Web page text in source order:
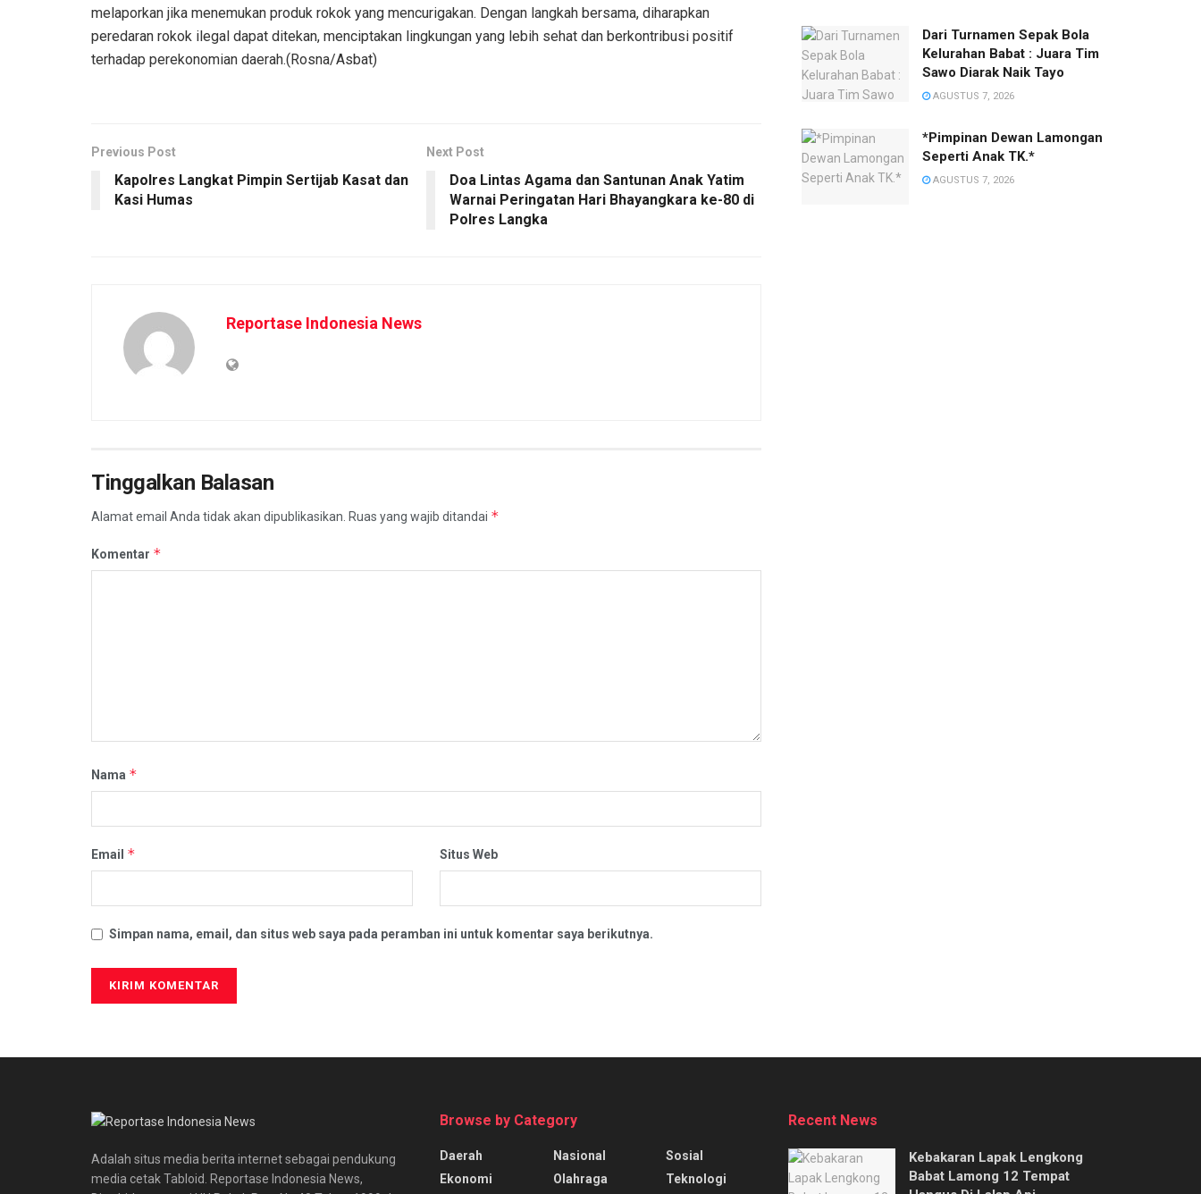
melaporkan jika menemukan produk rokok yang mencurigakan. Dengan langkah bersama, diharapkan
peredaran rokok ilegal dapat ditekan, menciptakan lingkungan yang lebih sehat dan berkontribusi positif
terhadap perekonomian daerah.(Rosna/Asbat)
Previous Post
Kapolres Langkat Pimpin Sertijab Kasat dan
Kasi Humas
Next Post
Doa Lintas Agama dan Santunan Anak Yatim
Warnai Peringatan Hari Bhayangkara ke-80 di
Polres Langka
Reportase Indonesia News
Tinggalkan Balasan
Alamat email Anda tidak akan dipublikasikan. Ruas yang wajib ditandai *
Komentar *
Nama *
Email * Situs Web
Simpan nama, email, dan situs web saya pada peramban ini untuk komentar saya berikutnya.
Dari Turnamen Sepak Bola
Kelurahan Babat : Juara Tim
Sawo Diarak Naik Tayo
AGUSTUS 7, 2026
*Pimpinan Dewan Lamongan
Seperti Anak TK.*
AGUSTUS 7, 2026
Adalah situs media berita internet sebagai pendukung
media cetak Tabloid. Reportase Indonesia News,
Browse by Category
Daerah
Ekonomi
Nasional
Olahraga
Sosial
Teknologi
Recent News
Kebakaran Lapak Lengkong
Babat Lamong 12 Tempat